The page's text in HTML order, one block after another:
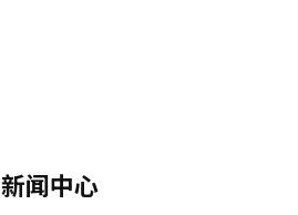
新闻中心